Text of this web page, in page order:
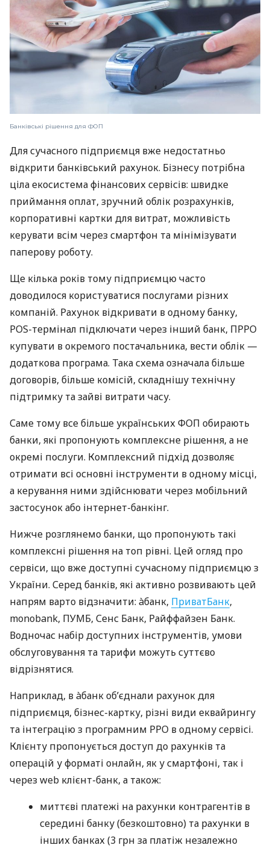
Банківські рішення для ФОП
Для сучасного підприємця вже недостатньо
відкрити банківський рахунок. Бізнесу потрібна
ціла екосистема фінансових сервісів: швидке
приймання оплат, зручний облік розрахунків,
корпоративні картки для витрат, можливість
керувати всім через смартфон та мінімізувати
паперову роботу.
Ще кілька років тому підприємцю часто
доводилося користуватися послугами різних
компаній. Рахунок відкривати в одному банку,
POS-термінал підключати через інший банк, ПРРО
купувати в окремого постачальника, вести облік —
додаткова програма. Така схема означала більше
договорів, більше комісій, складнішу технічну
підтримку та зайві витрати часу.
Саме тому все більше українських ФОП обирають
банки, які пропонують комплексне рішення, а не
окремі послуги. Комплексний підхід дозволяє
отримати всі основні інструменти в одному місці,
а керування ними здійснювати через мобільний
застосунок або інтернет-банкінг.
Нижче розглянемо банки, що пропонують такі
комплексні рішення на топ рівні. Цей огляд про
сервіси, що вже доступні сучасному підприємцю з
України. Серед банків, які активно розвивають цей
напрям варто відзначити: àбанк, ПриватБанк,
monobank, ПУМБ, Сенс Банк, Райффайзен Банк.
Водночас набір доступних інструментів, умови
обслуговування та тарифи можуть суттєво
відрізнятися.
Наприклад, в àбанк об’єднали рахунок для
підприємця, бізнес-картку, різні види еквайрингу
та інтеграцію з програмним РРО в одному сервісі.
Клієнту пропонується доступ до рахунків та
операцій у форматі онлайн, як у смартфоні, так і
через web клієнт-банк, а також:
миттєві платежі на рахунки контрагентів в
середині банку (безкоштовно) та рахунки в
інших банках (3 грн за платіж незалежно